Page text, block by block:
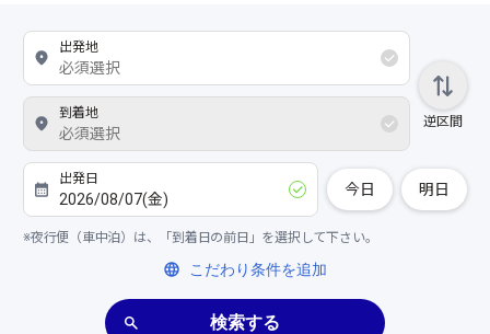
今日 明日
※夜行便（車中泊）は、「到着日の前日」を選択して下さい。
こだわり条件を追加
検索する